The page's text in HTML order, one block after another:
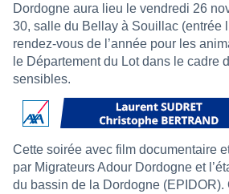
Dordogne aura lieu le vendredi 26
30, salle du Bellay à Souillac (entrée
rendez-vous de l’année pour les
le Département du Lot dans le cadre
sensibles.
Cette soirée avec film documentaire
par Migrateurs Adour Dordogne et
du bassin de la Dordogne (EPIDOR).